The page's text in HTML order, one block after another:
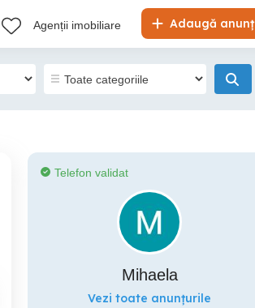
Adaugă anunț
Agenții imobiliare
Telefon validat
Mihaela
Vezi toate anunțurile